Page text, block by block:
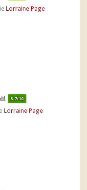
Lorraine Page
8.7/10
Lorraine Page